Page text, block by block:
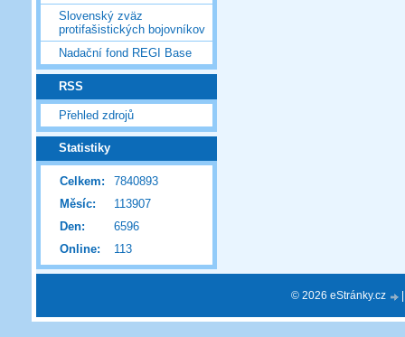
Slovenský zväz
protifašistických bojovníkov
Nadační fond REGI Base
RSS
Přehled zdrojů
Statistiky
Online: 113
Celkem:
7840893
Měsíc:
113907
Den:
6596
© 2026 eStránky.cz